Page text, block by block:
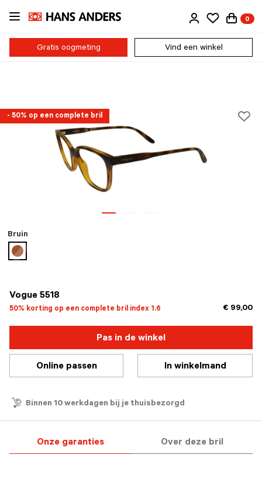
Ga
naar
inhoud
0
Gratis oogmeting Vind een winkel
- 50% op een complete bril
Vogue 5518
50% korting op een complete bril index 1.6 € 99,00
Bruin
geselecteerd
Pas in de winkel
Online passen In winkelmand
Binnen 10 werkdagen bij je thuisbezorgd
Onze garanties Over deze bril